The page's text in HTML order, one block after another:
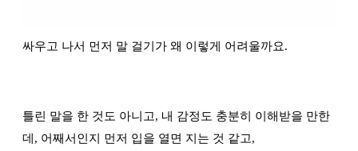
싸우고 나서 먼저 말 걸기가 왜 이렇게 어려울까요.
틀린 말을 한 것도 아니고, 내 감정도 충분히 이해받을 만한
데, 어째서인지 먼저 입을 열면 지는 것 같고,